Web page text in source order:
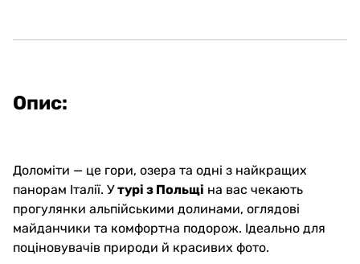
Опис:
Доломіти — це гори, озера та одні з найкращих
панорам Італії. Утурі з Польщі на вас чекають
прогулянки альпійськими долинами, оглядові
майданчики та комфортна подорож. Ідеально для
поціновувачів природи й красивих фото.